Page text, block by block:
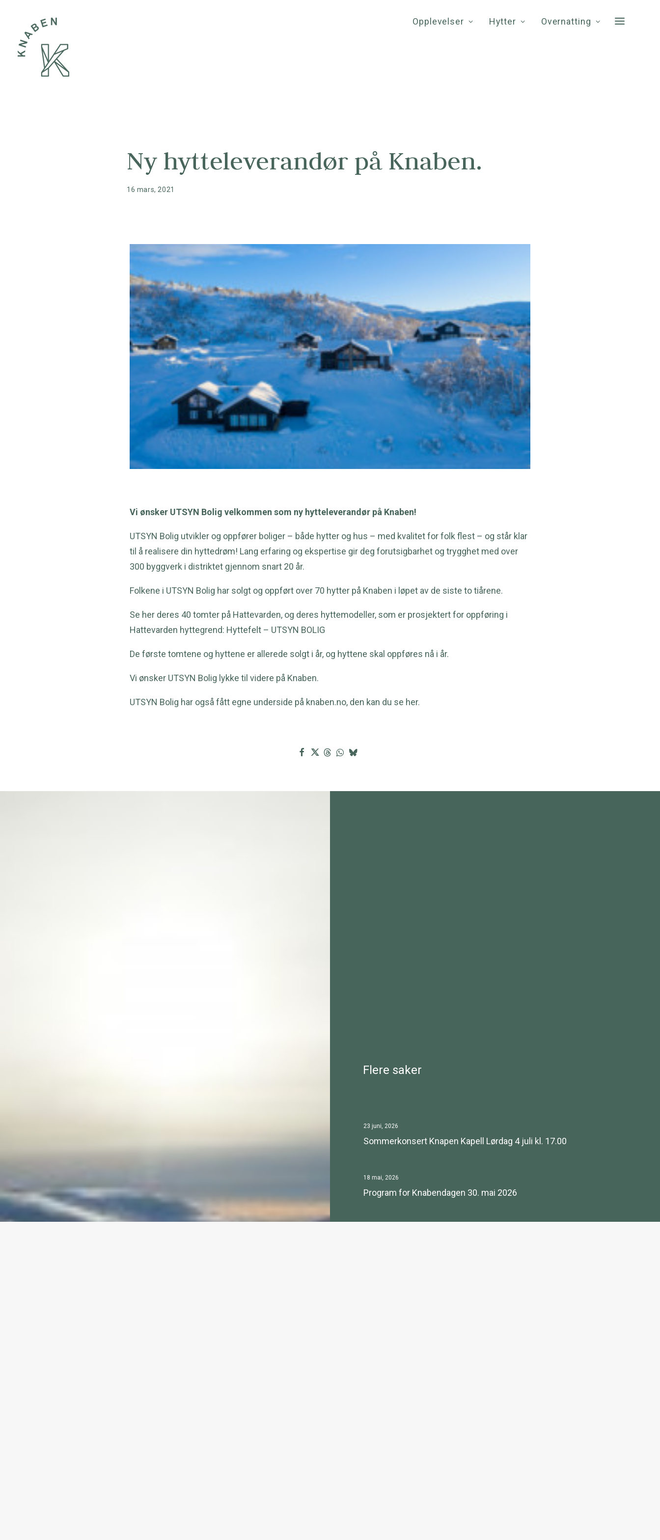
Opplevelser Hytter Overnatting
Ny hytteleverandør på Knaben.
16 mars, 2021
Vi ønsker UTSYN Bolig velkommen som ny hytteleverandør på Knaben!
UTSYN Bolig utvikler og oppfører boliger – både hytter og hus – med kvalitet for folk flest – og står klar
til å realisere din hyttedrøm! Lang erfaring og ekspertise gir deg forutsigbarhet og trygghet med over
300 byggverk i distriktet gjennom snart 20 år.
Folkene i UTSYN Bolig har solgt og oppført over 70 hytter på Knaben i løpet av de siste to tiårene.
Se her deres 40 tomter på Hattevarden, og deres hyttemodeller, som er prosjektert for oppføring i
Hattevarden hyttegrend: Hyttefelt – UTSYN BOLIG
De første tomtene og hyttene er allerede solgt i år, og hyttene skal oppføres nå i år.
Vi ønsker UTSYN Bolig lykke til videre på Knaben.
UTSYN Bolig har også fått egne underside på knaben.no, den kan du se her.
Flere saker
23 juni, 2026
Sommerkonsert Knapen Kapell Lørdag 4 juli kl. 17.00
18 mai, 2026
Program for Knabendagen 30. mai 2026